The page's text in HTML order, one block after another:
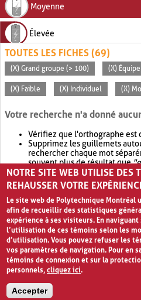
Moyenne
Élevée
TOUTES LES FICHES (69)
(X) Grand groupe (> 100) (X) Équipe
(X) Faible (X) Individuel (X)
Votre recherche n'a donné
Vérifiez que l'orthographe est
Supprimez les guillemets
rechercher chaque mot
souvent plus de résultat que
Envisagez d'élargir votre
retournera souvent plus de
NOTRE SITE WEB UTILISE DES
REHAUSSER VOTRE
Le site web de Polytechnique Montréal
afin de recueillir des statistiques
expérience à ses visiteurs. En
l’utilisation de ces témoins selon les
d’utilisation. Vous pouvez refuser les
vos paramètres de navigation. Pour en
témoins de connexion et sur la
personnels,cliquez ici.
Accepter